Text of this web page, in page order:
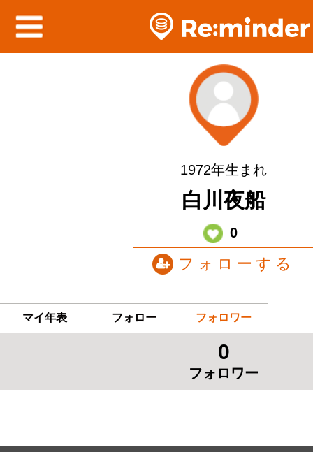
1972年生まれ
白川夜船
0
フォローする
マイ年表 フォロー フォロワー
0
フォロワー